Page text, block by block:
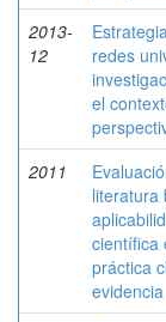
2013-
12
redes
el
2011
literatura
científica
práctica
evidencia